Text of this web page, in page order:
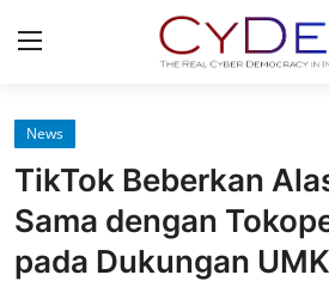
News
News
TikTok Beberkan
Sama dengan
pada Dukungan